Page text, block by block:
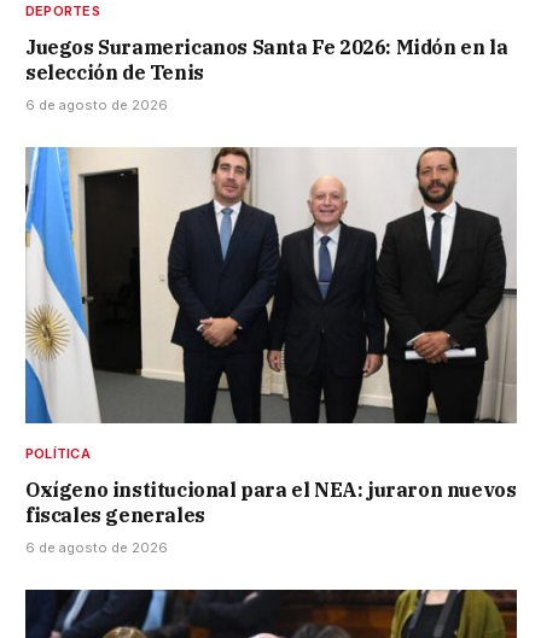
DEPORTES
Juegos Suramericanos Santa Fe 2026: Midón en la
selección de Tenis
6 de agosto de 2026
POLÍTICA
Oxígeno institucional para el NEA: juraron nuevos
fiscales generales
6 de agosto de 2026